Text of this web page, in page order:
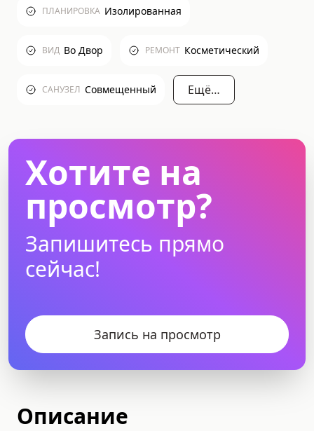
ПЛАНИРОВКА Изолированная
ВИД Во Двор РЕМОНТ Косметический
САНУЗЕЛ Совмещенный Ещё…
Хотите на
просмотр?
Запишитесь прямо
сейчас!
Запись на просмотр
Описание